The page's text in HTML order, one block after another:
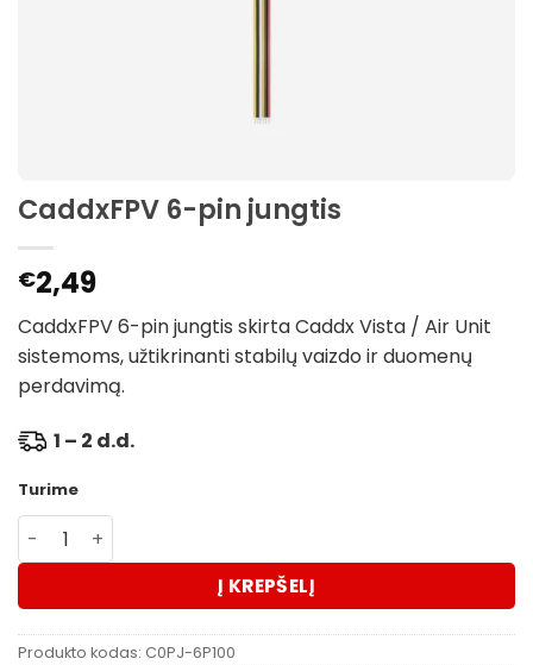
CaddxFPV 6-pin jungtis
€2,49
CaddxFPV 6-pin jungtis skirta Caddx Vista / Air Unit
sistemoms, užtikrinanti stabilų vaizdo ir duomenų
perdavimą.
1 – 2 d.d.
Turime
produkto kiekis: CaddxFPV 6-pin jungtis
Į KREPŠELĮ
Produkto kodas: C0PJ-6P100